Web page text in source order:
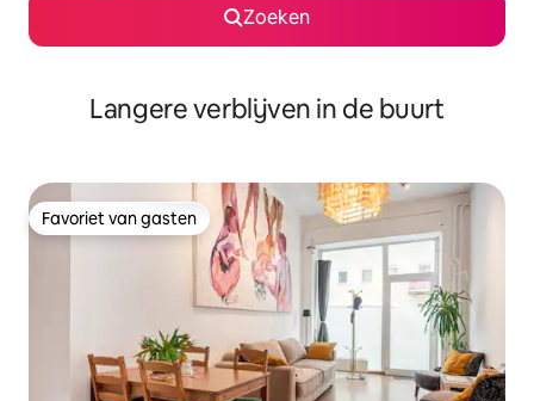
Zoeken
Langere verblijven in de buurt
Favoriet van gasten
Favoriet van gasten